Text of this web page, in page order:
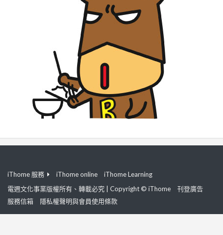
iThome 服務 iThome online
iThome Learning
電週文化事業版權所有、轉載必究 | Copyright © iThome
刊登廣告
服務信箱
隱私權聲明與會員使用條款